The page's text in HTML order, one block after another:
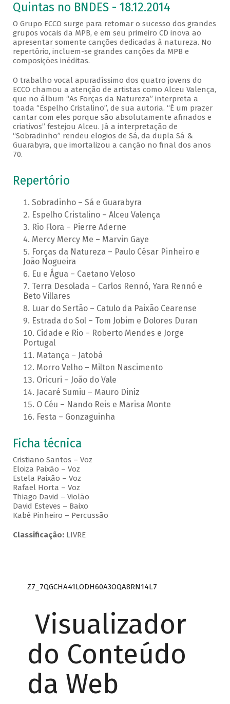
Quintas no BNDES - 18.12.2014
O Grupo ECCO surge para retomar o sucesso dos grandes
grupos vocais da MPB, e em seu primeiro CD inova ao
apresentar somente canções dedicadas à natureza. No
repertório, incluem-se grandes canções da MPB e
composições inéditas.
O trabalho vocal apuradíssimo dos quatro jovens do
ECCO chamou a atenção de artistas como Alceu Valença,
que no álbum “As Forças da Natureza” interpreta a
toada “Espelho Cristalino”, de sua autoria. “É um prazer
cantar com eles porque são absolutamente afinados e
criativos” festejou Alceu. Já a interpretação de
“Sobradinho” rendeu elogios de Sá, da dupla Sá &
Guarabyra, que imortalizou a canção no final dos anos
70.
Repertório
Sobradinho – Sá e Guarabyra
Espelho Cristalino – Alceu Valença
Rio Flora – Pierre Aderne
Mercy Mercy Me – Marvin Gaye
Forças da Natureza – Paulo César Pinheiro e
João Nogueira
Eu e Água – Caetano Veloso
Terra Desolada – Carlos Rennó, Yara Rennó e
Beto Villares
Luar do Sertão – Catulo da Paixão Cearense
Estrada do Sol – Tom Jobim e Dolores Duran
Cidade e Rio – Roberto Mendes e Jorge
Portugal
Matança – Jatobá
Morro Velho – Milton Nascimento
Oricuri – João do Vale
Jacaré Sumiu – Mauro Diniz
O Céu – Nando Reis e Marisa Monte
Festa – Gonzaguinha
Ficha técnica
Cristiano Santos – Voz
Eloiza Paixão – Voz
Estela Paixão – Voz
Rafael Horta – Voz
Thiago David – Violão
David Esteves – Baixo
Kabé Pinheiro – Percussão
Classificação:LIVRE
Z7_7QGCHA41LODH60A3OQA8RN14L7
Visualizador
do Conteúdo
da Web